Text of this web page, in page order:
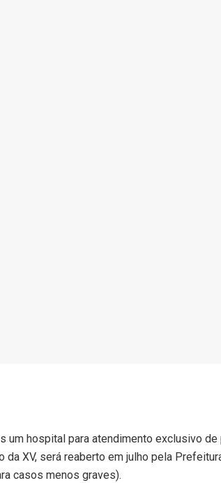
um hospital para atendimento exclusivo
da XV, será reaberto em julho pela
casos menos graves).